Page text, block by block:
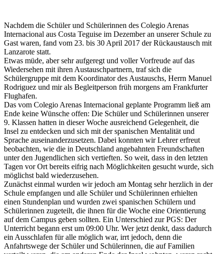
Nachdem die Schüler und Schülerinnen des Colegio Arenas
Internacional aus Costa Teguise im Dezember an unserer Schule zu
Gast waren, fand vom 23. bis 30 April 2017 der Rückaustausch mit
Lanzarote statt.
Etwas müde, aber sehr aufgeregt und voller Vorfreude auf das
Wiedersehen mit ihren Austauschpartnern, traf sich die
Schülergruppe mit dem Koordinator des Austauschs, Herrn Manuel
Rodriguez und mir als Begleitperson früh morgens am Frankfurter
Flughafen.
Das vom Colegio Arenas Internacional geplante Programm ließ am
Ende keine Wünsche offen: Die Schüler und Schülerinnen unserer
9. Klassen hatten in dieser Woche ausreichend Gelegenheit, die
Insel zu entdecken und sich mit der spanischen Mentalität und
Sprache auseinanderzusetzen. Dabei konnten wir Lehrer erfreut
beobachten, wie die in Deutschland angebahnten Freundschaften
unter den Jugendlichen sich vertieften. So weit, dass in den letzten
Tagen vor Ort bereits eifrig nach Möglichkeiten gesucht wurde, sich
möglichst bald wiederzusehen.
Zunächst einmal wurden wir jedoch am Montag sehr herzlich in der
Schule empfangen und alle Schüler und Schülerinnen erhielten
einen Stundenplan und wurden zwei spanischen Schülern und
Schülerinnen zugeteilt, die ihnen für die Woche eine Orientierung
auf dem Campus geben sollten. Ein Unterschied zur PGS: Der
Unterricht begann erst um 09:00 Uhr. Wer jetzt denkt, dass dadurch
ein Ausschlafen für alle möglich war, irrt jedoch, denn die
Anfahrtswege der Schüler und Schülerinnen, die auf Familien